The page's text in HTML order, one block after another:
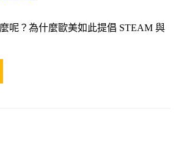
呢？為什麼歐美如此提倡 STEAM 與